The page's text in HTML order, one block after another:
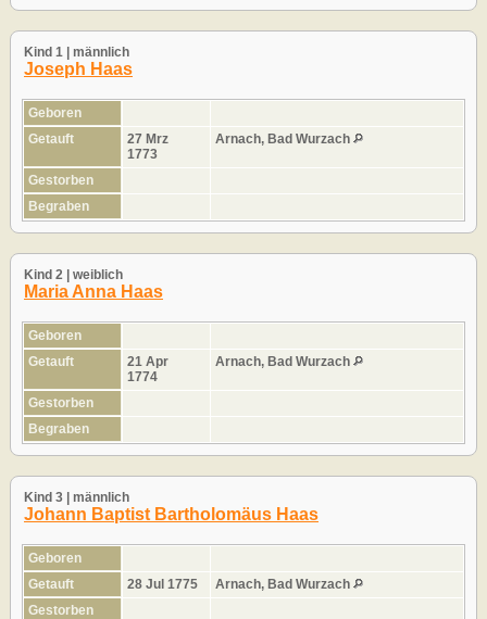
Kind 1 | männlich
Joseph Haas
Geboren
Getauft
27 Mrz
1773
Arnach, Bad Wurzach
Gestorben
Begraben
Kind 2 | weiblich
Maria Anna Haas
Geboren
Getauft
21 Apr
1774
Arnach, Bad Wurzach
Gestorben
Begraben
Kind 3 | männlich
Johann Baptist Bartholomäus Haas
Geboren
Getauft
28 Jul 1775
Arnach, Bad Wurzach
Gestorben